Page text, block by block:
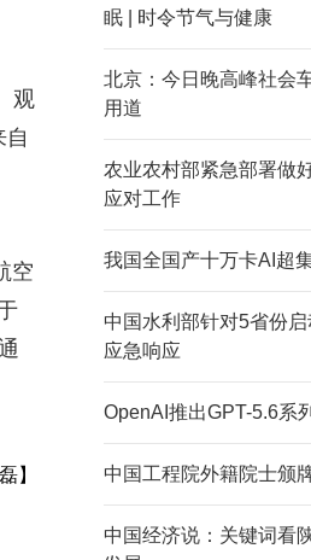
观
空
】
眠 | 时令节气与健康
北京：今日晚高峰社会
用道
农业农村部紧急部署做
应对工作
我国全国产十万卡AI超
中国水利部针对5省份
应急响应
OpenAI推出GPT-5.6系
中国工程院外籍院士颁
中国经济说：关键词看